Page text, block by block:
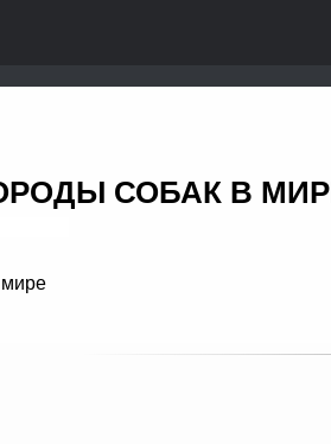
СОБАК В